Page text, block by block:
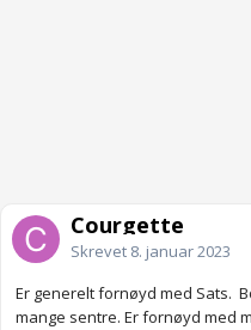
Courgette
Skrevet 8. januar 2023
Er generelt fornøyd med Sats.
mange sentre. Er fornøyd med